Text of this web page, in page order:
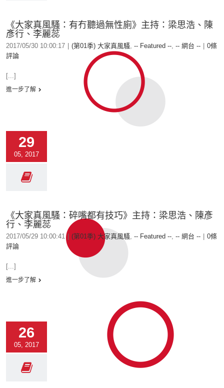
《大家真風騷：有冇聽過無性廁》主持：梁思浩、陳
彥行、李麗蕊
2017/05/30 10:00:17 (第01季) 大家真風騷, -- Featured --, -- 網台 --
0條
評論
[...]
進一步了解
29
05, 2017
《大家真風騷：碎嘴都有技巧》主持：梁思浩、陳彥
行、李麗蕊
2017/05/29 10:00:41 (第01季) 大家真風騷, -- Featured --, -- 網台 --
0條
評論
[...]
進一步了解
26
05, 2017